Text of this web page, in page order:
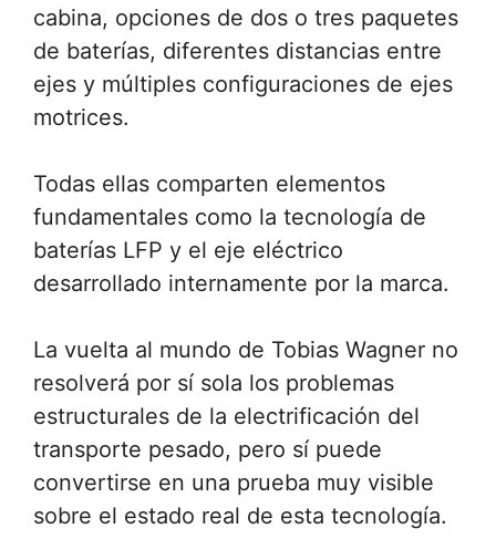
cabina, opciones de dos o tres paquetes
de baterías, diferentes distancias entre
ejes y múltiples configuraciones de ejes
motrices.
Todas ellas comparten elementos
fundamentales como la tecnología de
baterías LFP y el eje eléctrico
desarrollado internamente por la marca.
La vuelta al mundo de Tobias Wagner no
resolverá por sí sola los problemas
estructurales de la electrificación del
transporte pesado, pero sí puede
convertirse en una prueba muy visible
sobre el estado real de esta tecnología.